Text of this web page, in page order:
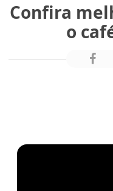
Confira
o